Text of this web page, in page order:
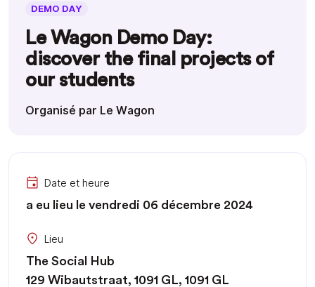
DEMO DAY
Le Wagon Demo Day:
discover the final projects of
our students
Organisé par Le Wagon
Date et heure
a eu lieu le vendredi 06 décembre 2024
Lieu
The Social Hub
129 Wibautstraat, 1091 GL, 1091 GL